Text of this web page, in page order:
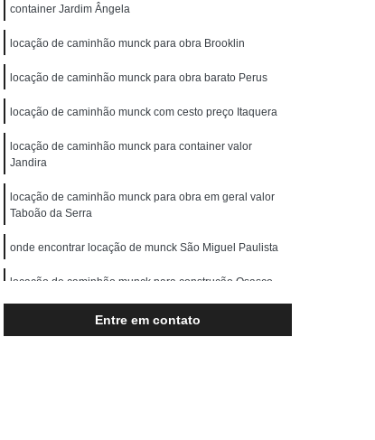
de Máquinas Pesadas Antigas
Remoções de Máquinas Pesadas
Transporte de Máquina de Corte
de Máquinas Dobradeiras
de Máquinas Pesadas
Civil
Transporte para Máquinas
Gráficas
container Jardim Ângela
locação de caminhão munck para obra Brooklin
locação de caminhão munck para obra barato Perus
locação de caminhão munck com cesto preço Itaquera
locação de caminhão munck para container valor
Jandira
locação de caminhão munck para obra em geral valor
Taboão da Serra
onde encontrar locação de munck São Miguel Paulista
locação de caminhão munck para construção Osasco
onde encontrar locação de caminhão munck guindaste
Entre em contato